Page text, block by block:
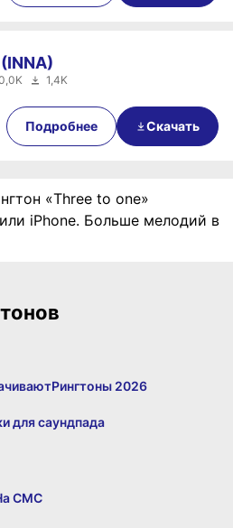
00:37
1,4K
Подробнее Скачать
«Three to one»
iPhone. Больше мелодий в
Рингтоны 2026
для саундпада
СМС